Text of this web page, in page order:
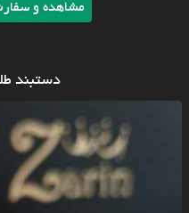
مشاهده و
دستبند